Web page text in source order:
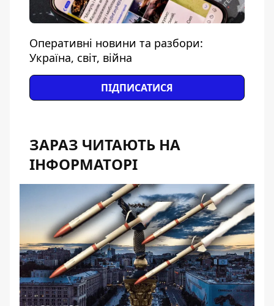
Оперативні новини та разбори:
Україна, світ, війна
ПІДПИСАТИСЯ
ЗАРАЗ ЧИТАЮТЬ НА
ІНФОРМАТОРІ